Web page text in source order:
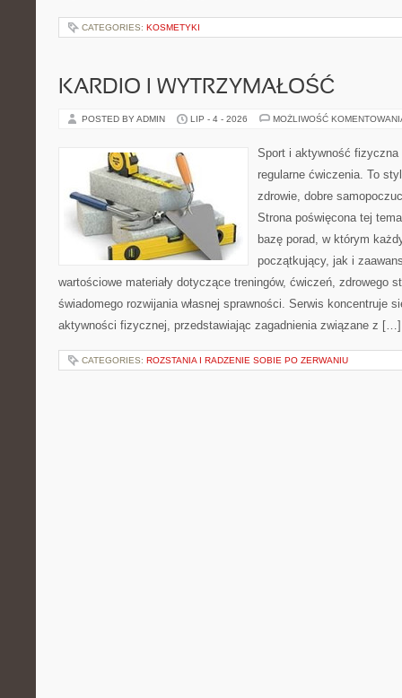
CATEGORIES: KOSMETYKI
KARDIO I WYTRZYMAŁOŚĆ
POSTED BY ADMIN LIP - 4 - 2026 MOŻLIWOŚĆ
Sport i aktywność
regularne ćwiczenia. To
zdrowie, dobre
Strona poświęcona tej
bazę porad, w którym
początkujący, jak i
wartościowe materiały dotyczące treningów, ćwiczeń, zdrowego
świadomego rozwijania własnej sprawności. Serwis koncentruje
aktywności fizycznej, przedstawiając zagadnienia związane z […]
CATEGORIES: ROZSTANIA I RADZENIE SOBIE PO ZERWANIU